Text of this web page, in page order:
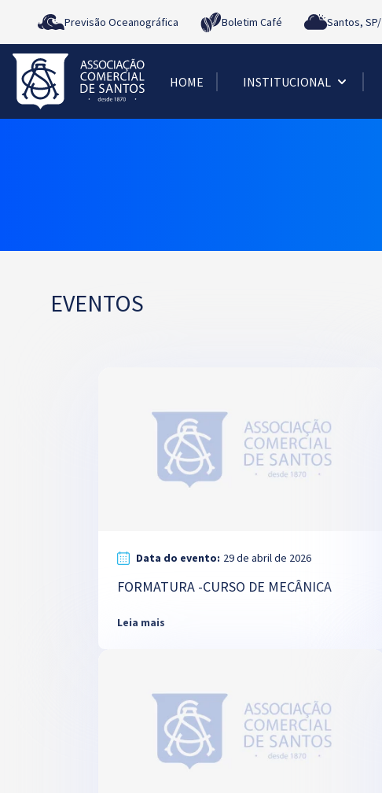
Previsão Oceanográfica Boletim Café Santos, SP/
HOME INSTITUCIONAL
EVENTOS
Data do evento: 29 de abril de 2026
FORMATURA -CURSO DE MECÂNICA
Leia mais